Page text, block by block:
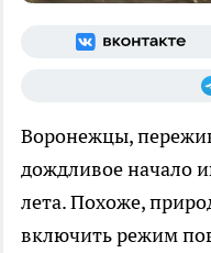
Воронежцы,
дождливое начало
лета. Похоже,
включить режим